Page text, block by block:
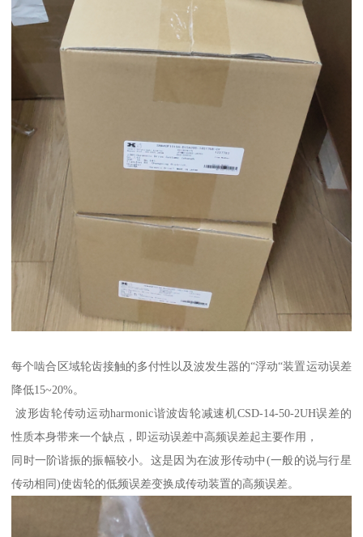
每个啮合区域轮齿接触的多付性以及波发生器的“浮动“装置运动误差
降低15~20%。
波形齿轮传动运动harmonic谐波齿轮减速机CSD-14-50-2UH误差的
性质本身带来一个缺点，即运动误差中高频误差起主要作用，
同时一阶谐振的振幅较小。这是因为在波形传动中(一般的说与行星
传动相同)使齿轮的低频误差变换成传动装置的高频误差。